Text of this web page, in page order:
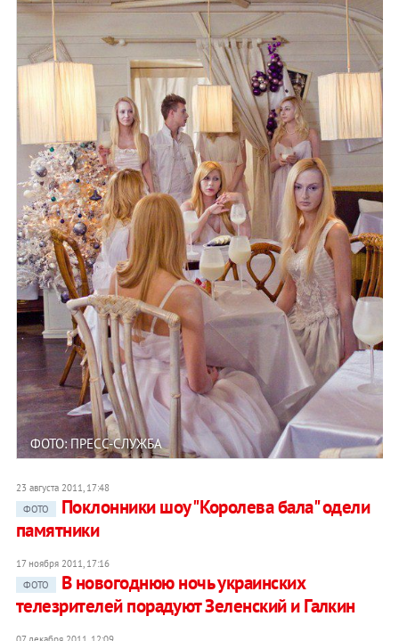
ФОТО: ПРЕСС-СЛУЖБА
23 августа 2011, 17:48
ФОТО
Поклонники шоу "Королева бала" одели
памятники
17 ноября 2011, 17:16
ФОТО
В новогоднюю ночь украинских
телезрителей порадуют Зеленский и Галкин